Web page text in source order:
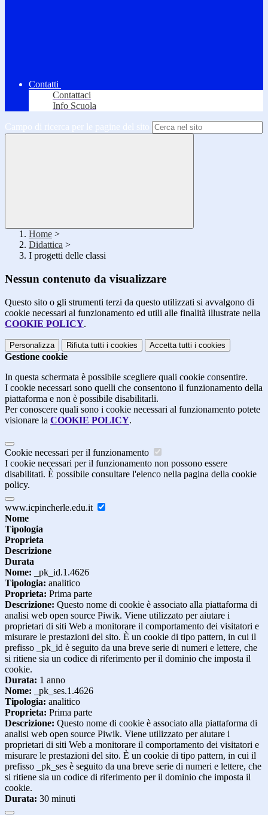
Contatti
Contattaci
Info Scuola
Campo di ricerca per le pagine del sito
Home >
Didattica >
I progetti delle classi
Nessun contenuto da visualizzare
Questo sito o gli strumenti terzi da questo utilizzati si avvalgono di
cookie necessari al funzionamento ed utili alle finalità illustrate nella
COOKIE POLICY.
Personalizza Rifiuta tutti i cookies Accetta tutti i cookies
Gestione cookie
In questa schermata è possibile scegliere quali cookie consentire.
I cookie necessari sono quelli che consentono il funzionamento della
piattaforma e non è possibile disabilitarli.
Per conoscere quali sono i cookie necessari al funzionamento potete
visionare la COOKIE POLICY.
Cookie necessari per il funzionamento
I cookie necessari per il funzionamento non possono essere
disabilitati. È possibile consultare l'elenco nella pagina della cookie
policy.
www.icpincherle.edu.it
Nome
Tipologia
Proprieta
Descrizione
Durata
Nome: _pk_id.1.4626
Tipologia: analitico
Proprieta: Prima parte
Descrizione: Questo nome di cookie è associato alla piattaforma di
analisi web open source Piwik. Viene utilizzato per aiutare i
proprietari di siti Web a monitorare il comportamento dei visitatori e
misurare le prestazioni del sito. È un cookie di tipo pattern, in cui il
prefisso _pk_id è seguito da una breve serie di numeri e lettere, che
si ritiene sia un codice di riferimento per il dominio che imposta il
cookie.
Durata: 1 anno
Nome: _pk_ses.1.4626
Tipologia: analitico
Proprieta: Prima parte
Descrizione: Questo nome di cookie è associato alla piattaforma di
analisi web open source Piwik. Viene utilizzato per aiutare i
proprietari di siti Web a monitorare il comportamento dei visitatori e
misurare le prestazioni del sito. È un cookie di tipo pattern, in cui il
prefisso _pk_ses è seguito da una breve serie di numeri e lettere, che
si ritiene sia un codice di riferimento per il dominio che imposta il
cookie.
Durata: 30 minuti